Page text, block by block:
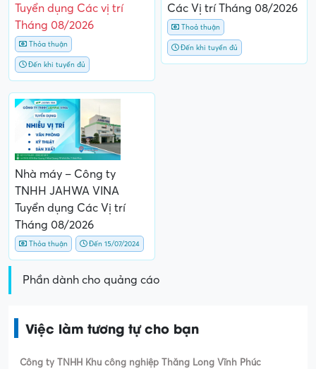
Tuyển dụng Các vị trí
Tháng 08/2026
Thỏa thuận
Đến khi tuyển đủ
Các Vị trí Tháng 08/2026
Thoả thuận
Đến khi tuyển đủ
Nhà máy – Công ty
TNHH JAHWA VINA
Tuyển dụng Các Vị trí
Tháng 08/2026
Thỏa thuận Đến 15/07/2024
Phần dành cho quảng cáo
Việc làm tương tự cho bạn
Công ty TNHH Khu công nghiệp Thăng Long Vĩnh Phúc